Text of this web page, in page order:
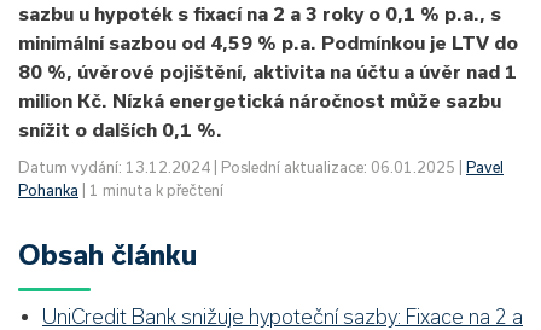
sazbu u hypoték s fixací na 2 a 3 roky o 0,1 % p.a., s
minimální sazbou od 4,59 % p.a. Podmínkou je LTV do
80 %, úvěrové pojištění, aktivita na účtu a úvěr nad 1
milion Kč. Nízká energetická náročnost může sazbu
snížit o dalších 0,1 %.
Datum vydání: 13.12.2024 | Poslední aktualizace: 06.01.2025 |
Pavel
Pohanka | 1 minuta k přečtení
Obsah článku
UniCredit Bank snižuje hypoteční sazby: Fixace na 2 a